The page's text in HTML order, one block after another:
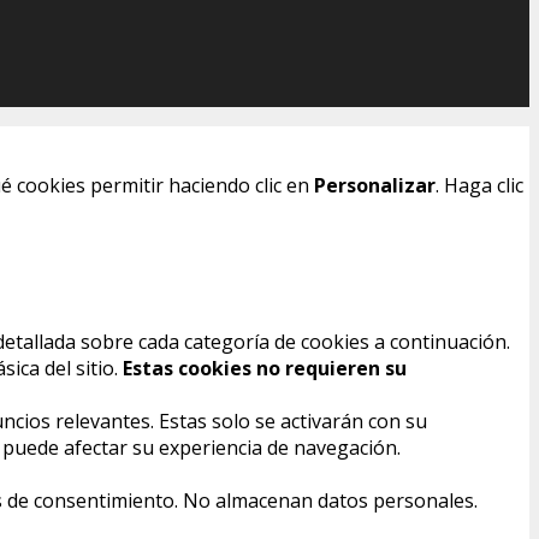
cookies permitir haciendo clic en Personalizar. Haga clic
sobre cada categoría de cookies a continuación.
del sitio. Estas cookies no requieren su
relevantes. Estas solo se activarán con su
afectar su experiencia de navegación.
consentimiento. No almacenan datos personales.